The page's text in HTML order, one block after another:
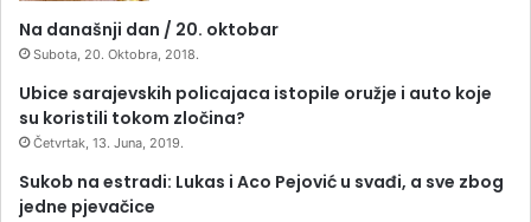
Na današnji dan / 20. oktobar
Subota, 20. Oktobra, 2018.
Ubice sarajevskih policajaca istopile oružje i auto koje
su koristili tokom zločina?
Četvrtak, 13. Juna, 2019.
Sukob na estradi: Lukas i Aco Pejović u svađi, a sve zbog
jedne pjevačice